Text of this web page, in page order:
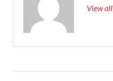
View